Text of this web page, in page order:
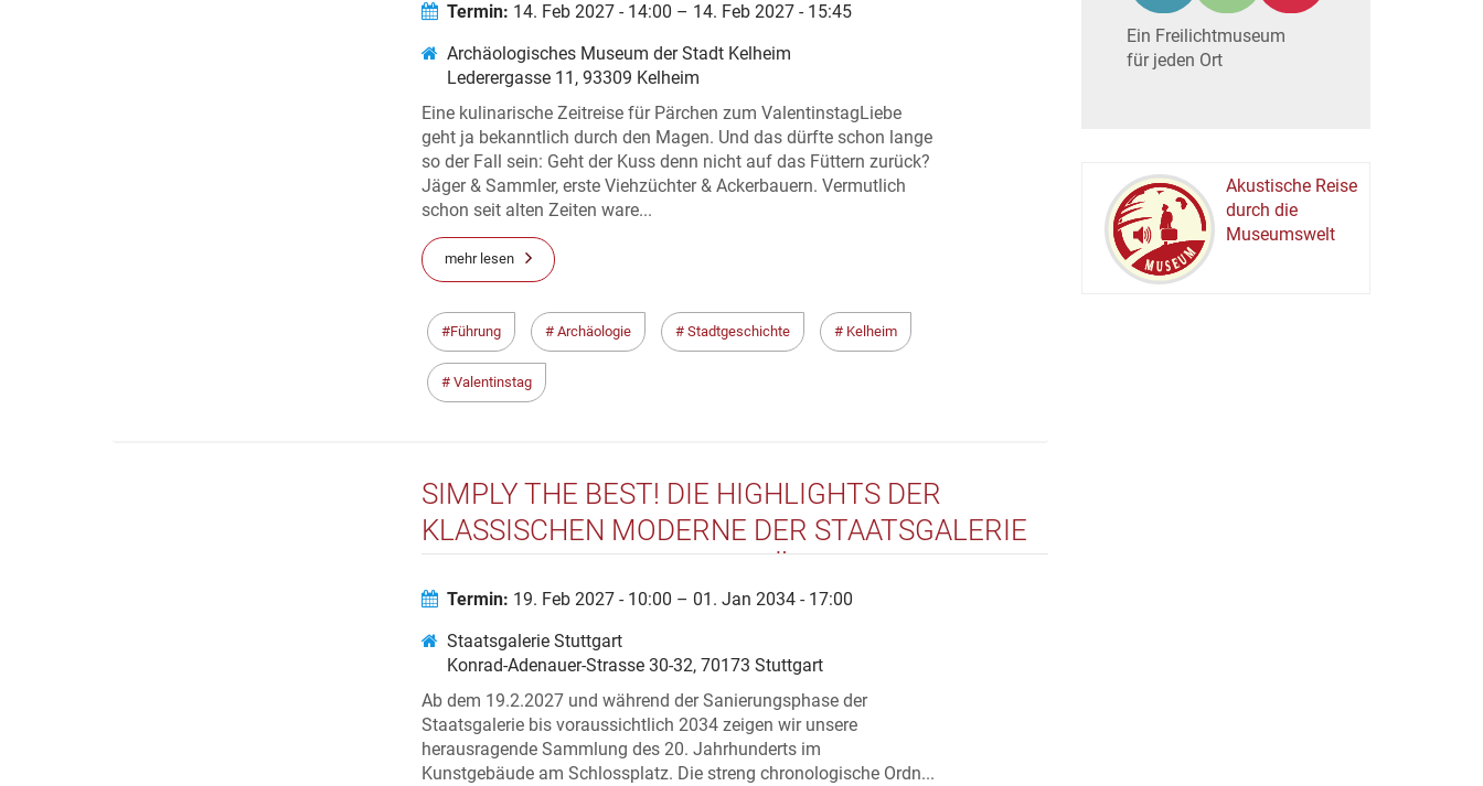
Termin: 14. Feb 2027 - 14:00 – 14. Feb 2027 - 15:45
Archäologisches Museum der Stadt Kelheim
Lederergasse 11, 93309 Kelheim
Eine kulinarische Zeitreise für Pärchen zum ValentinstagLiebe
geht ja bekanntlich durch den Magen. Und das dürfte schon lange
so der Fall sein: Geht der Kuss denn nicht auf das Füttern zurück?
Jäger & Sammler, erste Viehzüchter & Ackerbauern. Vermutlich
schon seit alten Zeiten ware...
mehr lesen
Führung Archäologie Stadtgeschichte Kelheim
Valentinstag
SIMPLY THE BEST! DIE HIGHLIGHTS DER
KLASSISCHEN MODERNE DER STAATSGALERIE
Termin: 19. Feb 2027 - 10:00 – 01. Jan 2034 - 17:00
Staatsgalerie Stuttgart
Konrad-Adenauer-Strasse 30-32, 70173 Stuttgart
Ab dem 19.2.2027 und während der Sanierungsphase der
Staatsgalerie bis voraussichtlich 2034 zeigen wir unsere
herausragende Sammlung des 20. Jahrhunderts im
Kunstgebäude am Schlossplatz. Die streng chronologische Ordn...
Ein Freilichtmuseum
für jeden Ort
MUSEUM
Akustische Reise
durch die
Museumswelt